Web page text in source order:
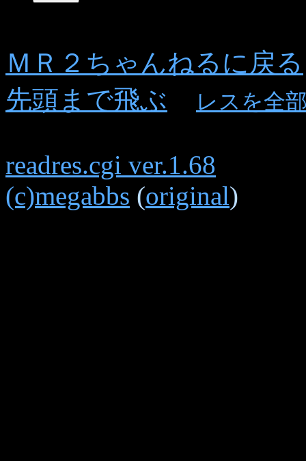
ＭＲ２ちゃんねるに戻る
先頭まで飛ぶ
レスを全
readres.cgi ver.1.68
(c)megabbs (original)